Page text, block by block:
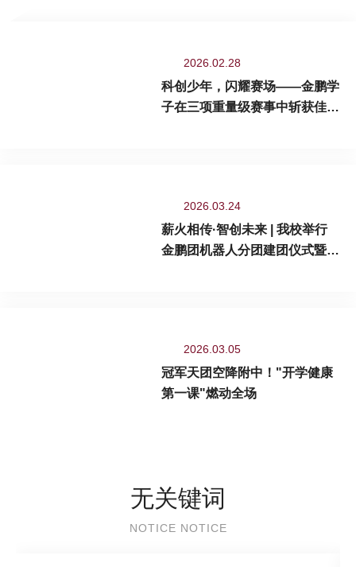
88613R队拿下世界第八名与最佳建造奖，用汗水与匠心续写中国少年的
2026.02.28
科创少年，闪耀赛场——金鹏学
子在三项重量级赛事中斩获佳
2026.03.24
薪火相传·智创未来 | 我校举行
金鹏团机器人分团建团仪式暨年
2026.03.05
冠军天团空降附中！"开学健康
第一课"燃动全场
无关键词
NOTICE NOTICE